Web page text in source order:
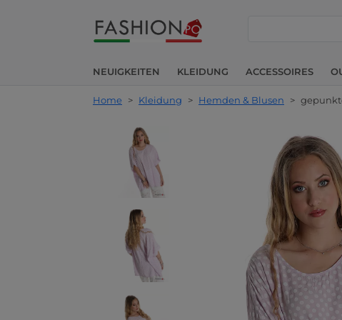
NEUIGKEITEN KLEIDUNG ACCESSOIRES
Home > Kleidung > Hemden & Blusen >